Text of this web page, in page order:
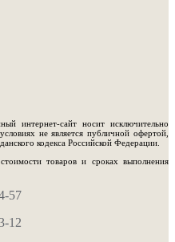
интернет-сайт носит исключительно
не является публичной офертой,
кодекса Российской Федерации.
товаров и сроках выполнения
57
12